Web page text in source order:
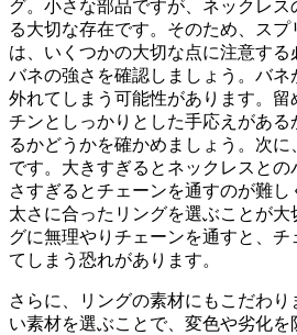
グ。小さな部品ですが、ネックレ
る大切な存在です。そのため、ス
は、いくつかの大切な点に注意する
バネの強さ を確認しましょう。バ
外れてしまう可能性があります。留
チンとしっかりとした手応え がある
るかどうかを確かめましょう。次に
です。大きすぎるとネックレスと
さすぎるとチェーンを通すのが難し
太さに合った リングを選ぶことが
グに無理やりチェーンを通すと、
てしまう恐れがあります。
さらに、 リングの素材にもこだわり
い素材を選ぶことで、 変色や劣化を